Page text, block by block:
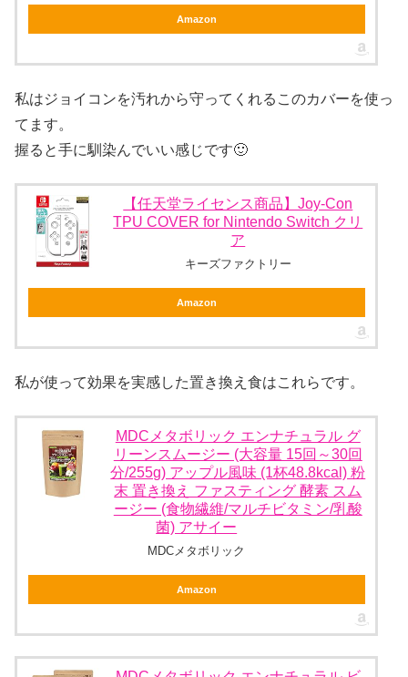
Amazon
私はジョイコンを汚れから守ってくれるこのカバーを使っ
てます。
握ると手に馴染んでいい感じです🙂
【任天堂ライセンス商品】Joy-Con
TPU COVER for Nintendo Switch クリ
ア
キーズファクトリー
Amazon
私が使って効果を実感した置き換え食はこれらです。
MDCメタボリック エンナチュラル グ
リーンスムージー (大容量 15回～30回
分/255g) アップル風味 (1杯48.8kcal) 粉
末 置き換え ファスティング 酵素 スム
ージー (食物繊維/マルチビタミン/乳酸
菌) アサイー
MDCメタボリック
Amazon